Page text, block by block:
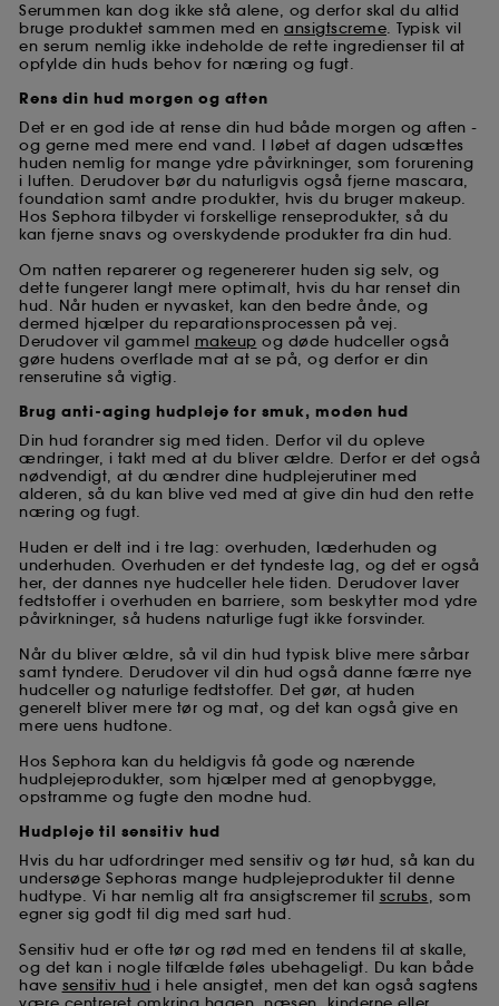
Serummen kan dog ikke stå alene, og derfor skal du altid
bruge produktet sammen med en ansigtscreme. Typisk vil
en serum nemlig ikke indeholde de rette ingredienser til at
opfylde din huds behov for næring og fugt.
Rens din hud morgen og aften
Det er en god ide at rense din hud både morgen og aften -
og gerne med mere end vand. I løbet af dagen udsættes
huden nemlig for mange ydre påvirkninger, som forurening
i luften. Derudover bør du naturligvis også fjerne mascara,
foundation samt andre produkter, hvis du bruger makeup.
Hos Sephora tilbyder vi forskellige renseprodukter, så du
kan fjerne snavs og overskydende produkter fra din hud.
Om natten reparerer og regenererer huden sig selv, og
dette fungerer langt mere optimalt, hvis du har renset din
hud. Når huden er nyvasket, kan den bedre ånde, og
dermed hjælper du reparationsprocessen på vej.
Derudover vil gammel makeup og døde hudceller også
gøre hudens overflade mat at se på, og derfor er din
renserutine så vigtig.
Brug anti-aging hudpleje for smuk, moden hud
Din hud forandrer sig med tiden. Derfor vil du opleve
ændringer, i takt med at du bliver ældre. Derfor er det også
nødvendigt, at du ændrer dine hudplejerutiner med
alderen, så du kan blive ved med at give din hud den rette
næring og fugt.
Huden er delt ind i tre lag: overhuden, læderhuden og
underhuden. Overhuden er det tyndeste lag, og det er også
her, der dannes nye hudceller hele tiden. Derudover laver
fedtstoffer i overhuden en barriere, som beskytter mod ydre
påvirkninger, så hudens naturlige fugt ikke forsvinder.
Når du bliver ældre, så vil din hud typisk blive mere sårbar
samt tyndere. Derudover vil din hud også danne færre nye
hudceller og naturlige fedtstoffer. Det gør, at huden
generelt bliver mere tør og mat, og det kan også give en
mere uens hudtone.
Hos Sephora kan du heldigvis få gode og nærende
hudplejeprodukter, som hjælper med at genopbygge,
opstramme og fugte den modne hud.
Hudpleje til sensitiv hud
Hvis du har udfordringer med sensitiv og tør hud, så kan du
undersøge Sephoras mange hudplejeprodukter til denne
hudtype. Vi har nemlig alt fra ansigtscremer til scrubs, som
egner sig godt til dig med sart hud.
Sensitiv hud er ofte tør og rød med en tendens til at skalle,
og det kan i nogle tilfælde føles ubehageligt. Du kan både
have sensitiv hud i hele ansigtet, men det kan også sagtens